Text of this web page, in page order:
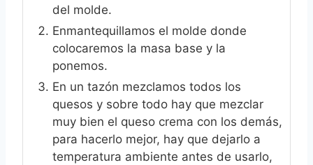
del molde.
Enmantequillamos el molde donde
colocaremos la masa base y la
ponemos.
En un tazón mezclamos todos los
quesos y sobre todo hay que mezclar
muy bien el queso crema con los demás,
para hacerlo mejor, hay que dejarlo a
temperatura ambiente antes de usarlo,